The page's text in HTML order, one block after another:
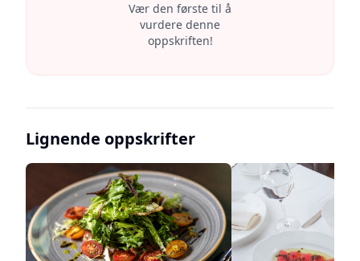
Vær den første til å
vurdere denne
oppskriften!
Lignende oppskrifter